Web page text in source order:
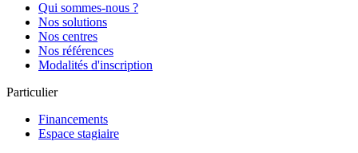
Qui sommes-nous ?
Nos solutions
Nos centres
Nos références
Modalités d'inscription
Particulier
Financements
Espace stagiaire